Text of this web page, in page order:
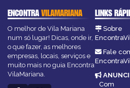
ENCONTRAVILAMARIANA
O melhor de Vila Mariana
num só lugar! Dicas, onde ir,
o que fazer, as melhores
empresas, locais, serviços e
muito mais no guia Encontra
VilaMariana.
LINKS
Sobre
Fale
Com